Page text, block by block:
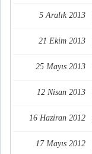
5 Aralık 2013
21 Ekim 2013
25 Mayıs 2013
12 Nisan 2013
16 Haziran 2012
17 Mayıs 2012